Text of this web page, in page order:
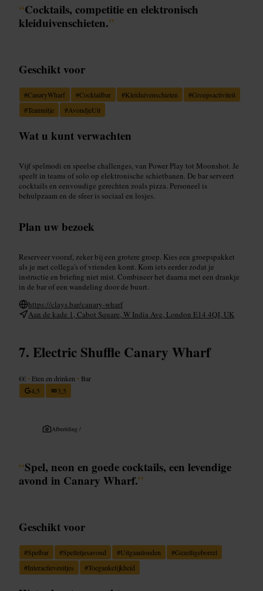
“Cocktails, competitie en elektronisch
kleiduivenschieten.”
Geschikt voor
#CanaryWharf #Cocktailbar #Kleiduivenschieten #Groepsactiviteit
#Teamuitje #AvondjeUit
Wat u kunt verwachten
Vijf spelmodi en speelse challenges, van Power Play tot Moonshot. Je
speelt in teams of solo op elektronische schietbanen. De bar serveert
cocktails en eenvoudige gerechten zoals pizza. Personeel is
behulpzaam en de sfeer is sociaal en losjes.
Plan uw bezoek
Reserveer vooraf, zeker bij een grotere groep. Kies een groepspakket
als je met collega's of vrienden komt. Kom iets eerder zodat je
instructie en briefing niet mist. Combineer het daarna met een drankje
in de bar of een wandeling door de buurt.
https://clays.bar/canary-wharf
Aan de kade 1, Cabot Square, W India Ave, London E14 4QJ, UK
Electric Shuffle Canary Wharf
€€ • Eten en drinken • Bar
4,5
3,5
Afbeelding /
“Spel, neon en goede cocktails, een levendige
avond in Canary Wharf.”
Geschikt voor
#Spelbar #Spelletjesavond #Uitgaanlonden #Gezelligeborrel
#Interactieveuitjes #Toegankelijkheid